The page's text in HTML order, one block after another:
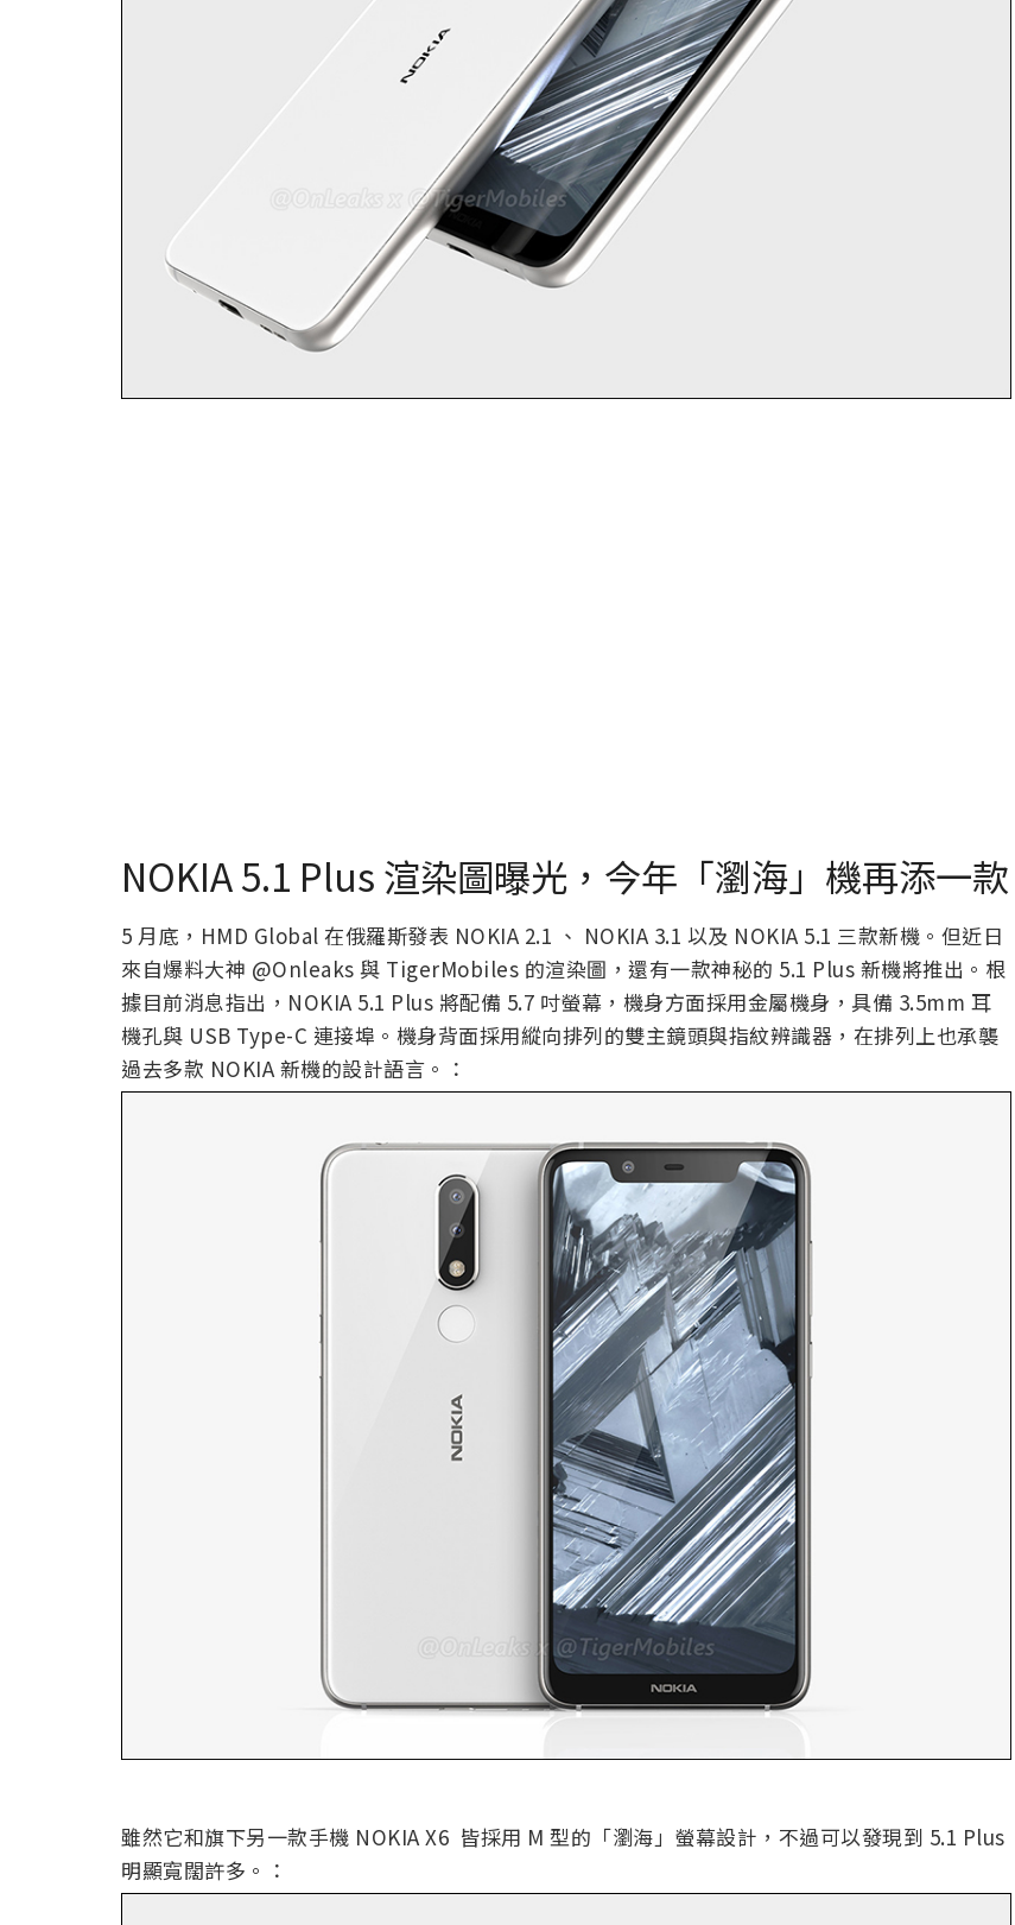
NOKIA 5.1 Plus 渲染圖曝光，今年「瀏海」機再添一款
5 月底，HMD Global 在俄羅斯發表 NOKIA 2.1 、 NOKIA 3.1 以及 NOKIA 5.1 三款新機。但近日
來自爆料大神 @Onleaks 與 TigerMobiles 的渲染圖，還有一款神秘的 5.1 Plus 新機將推出。根
據目前消息指出，NOKIA 5.1 Plus 將配備 5.7 吋螢幕，機身方面採用金屬機身，具備 3.5mm 耳
機孔與 USB Type-C 連接埠。機身背面採用縱向排列的雙主鏡頭與指紋辨識器，在排列上也承襲
過去多款 NOKIA 新機的設計語言。：
雖然它和旗下另一款手機 NOKIA X6 皆採用 M 型的「瀏海」螢幕設計，不過可以發現到 5.1 Plus
明顯寬闊許多。：